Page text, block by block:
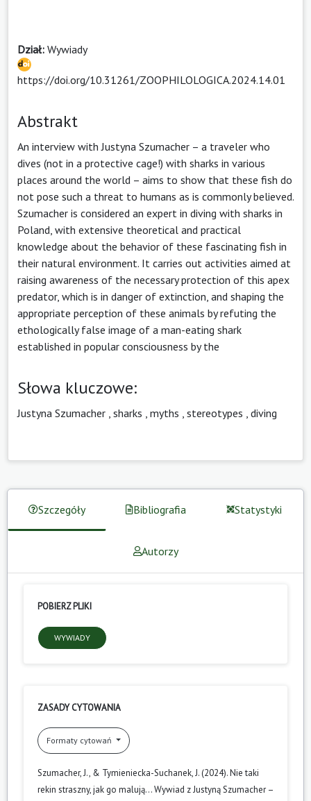
Dział: Wywiady
https://doi.org/10.31261/ZOOPHILOLOGICA.2024.14.01
Abstrakt
An interview with Justyna Szumacher – a traveler who
dives (not in a protective cage!) with sharks in various
places around the world – aims to show that these fish do
not pose such a threat to humans as is commonly believed.
Szumacher is considered an expert in diving with sharks in
Poland, with extensive theoretical and practical
knowledge about the behavior of these fascinating fish in
their natural environment. It carries out activities aimed at
raising awareness of the necessary protection of this apex
predator, which is in danger of extinction, and shaping the
appropriate perception of these animals by refuting the
ethologically false image of a man-eating shark
established in popular consciousness by the
Słowa kluczowe:
Justyna Szumacher sharks myths stereotypes diving
Szczegóły Bibliografia Statystyki
Autorzy
POBIERZ PLIKI
WYWIADY
ZASADY CYTOWANIA
Formaty cytowań
Szumacher, J., & Tymieniecka-Suchanek, J. (2024). Nie taki
rekin straszny, jak go malują… Wywiad z Justyną Szumacher –